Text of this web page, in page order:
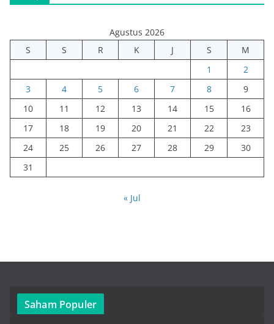
Agustus 2026
S
S R K J S
M
1
2
3
4 5 6 7 8
9
10
11 12 13 14 15
16
17
18 19 20 21 22
23
24
25 26 27 28 29
30
31
« Jul
Saham Populer